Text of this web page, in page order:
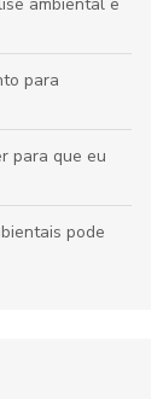
ambiental e
para
para que eu
pode